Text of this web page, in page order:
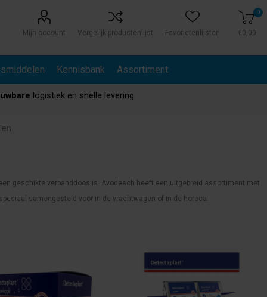
Mijn account Vergelijk productenlijst Favorietenlijsten
0
€0,00
Kennisbank Assortiment
logistiek en snelle levering
geschikte verbanddoos is. Avodesch heeft een uitgebreid assortiment met
samengesteld voor in de vrachtwagen of in de horeca.